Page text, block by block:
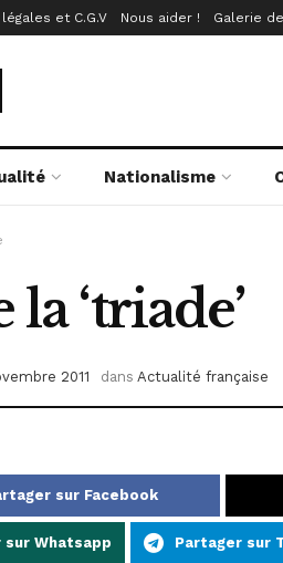
et C.G.V Nous aider ! Galerie
Nationalisme
‘triade’
2011 dans Actualité française
sur Facebook
sur Whatsapp Partager sur